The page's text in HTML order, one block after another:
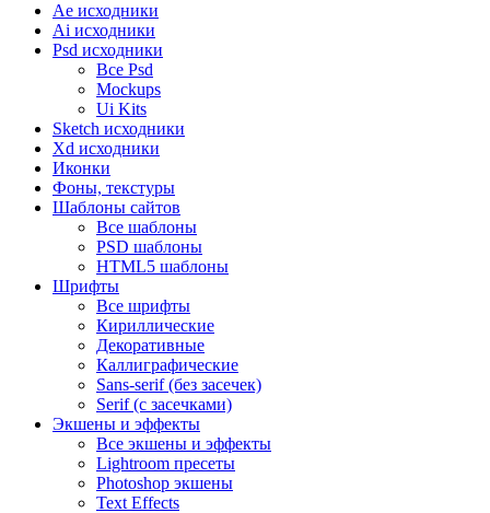
Ae исходники
Ai исходники
Psd исходники
Все Psd
Mockups
Ui Kits
Sketch исходники
Xd исходники
Иконки
Фоны, текстуры
Шаблоны сайтов
Все шаблоны
PSD шаблоны
HTML5 шаблоны
Шрифты
Все шрифты
Кириллические
Декоративные
Каллиграфические
Sans-serif (без засечек)
Serif (с засечками)
Экшены и эффекты
Все экшены и эффекты
Lightroom пресеты
Photoshop экшены
Text Effects